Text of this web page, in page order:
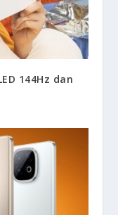
144Hz dan